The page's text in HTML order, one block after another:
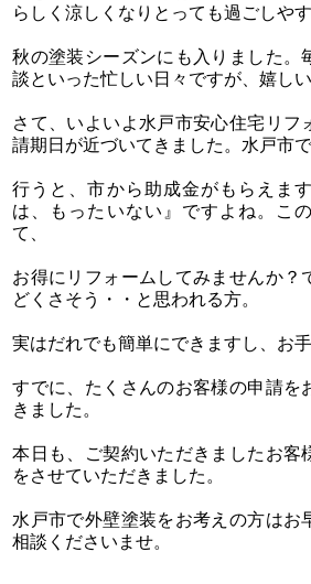
らしく涼しくなりとっても過ごしや
秋の塗装シーズンにも入りました。
談といった忙しい日々ですが、嬉しい
さて、いよいよ水戸市安心住宅リフ
請期日が近づいてきました。水戸市
行うと、市から助成金がもらえま
は、もったいない』ですよね。こ
て、
お得にリフォームしてみませんか？
どくさそう・・と思われる方。
実はだれでも簡単にできますし、お
すでに、たくさんのお客様の申請を
きました。
本日も、ご契約いただきましたお客
をさせていただきました。
水戸市で外壁塗装をお考えの方はお
相談くださいませ。